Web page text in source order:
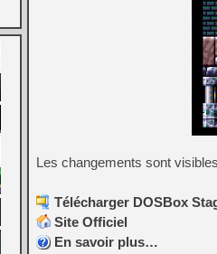
Les changements sont visibles
Télécharger DOSBox
Site Officiel
En savoir plus…